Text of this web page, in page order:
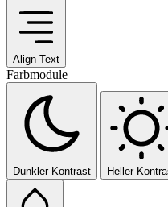
Align Text
Farbmodule
Dunkler Kontrast Heller